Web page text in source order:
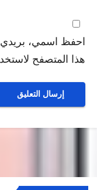
احفظ اسمي، بريدي
هذا المتصفح